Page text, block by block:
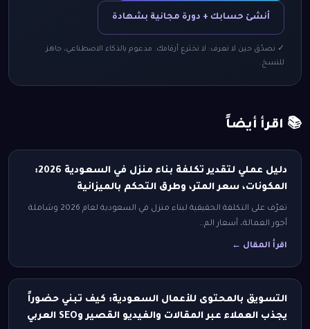
أنشئ حسابك + دورة مجانية بشهادة
✓ نصدُق حين لا نعرف: لا نخترع أرقامك. مدعوم بالذكاء الاصطناعي، جاهز
للنسخ.
📚 اقرأ أيضاً
دليل عملي لتقدير تكلفة بناء منزل في السعودية 2026:
المكونات، سعر المتر، وطرق التحكم بالميزانية
تعرّف على التكلفة الحقيقية لبناء منزل في السعودية لعام 2026 وشاملة
أجور العمالة، أسعار الم…
اقرأ المقال ←
التسويق بالمحتوى للأعمال السعودية: كيف تبني حضوراً
يجذب العملاء عبر المقالات والفيديو القصير وSEO العربي